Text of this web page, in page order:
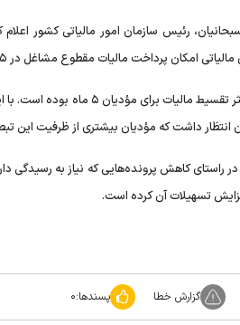
مالیات مقطوع مشاغل در ۱۵ قسط (سه برابر پارسال) را فراهم کرد.
لازم به ذکر است؛ در سال گذشته
در راستای کاهش پرونده‌هایی که نیاز به
گزارش خطا پسندها:۰